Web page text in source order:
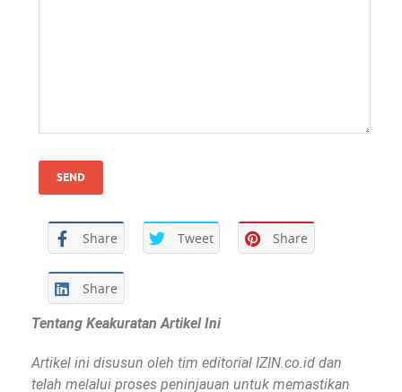
Share Tweet Share
Share
Tentang Keakuratan Artikel Ini
Artikel ini disusun oleh tim editorial IZIN.co.id dan
telah melalui proses peninjauan untuk memastikan